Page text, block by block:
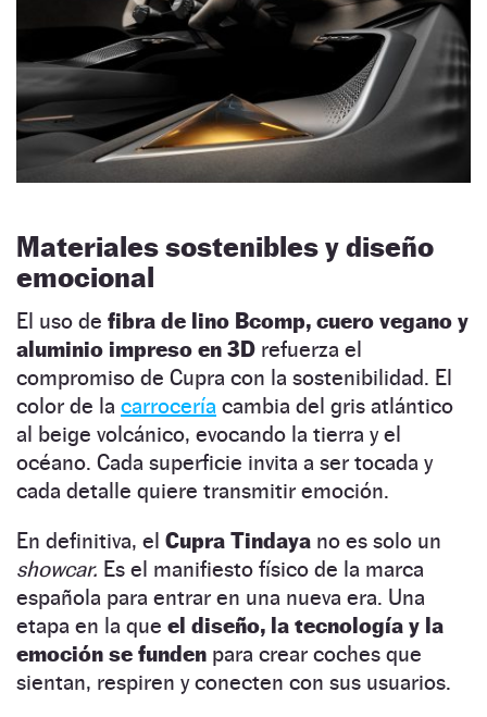
Materiales sostenibles y diseño
emocional
El uso de fibra de lino Bcomp, cuero vegano y
aluminio impreso en 3D refuerza el
compromiso de Cupra con la sostenibilidad. El
color de la carrocería cambia del gris atlántico
al beige volcánico, evocando la tierra y el
océano. Cada superficie invita a ser tocada y
cada detalle quiere transmitir emoción.
En definitiva, el Cupra Tindaya no es solo un
showcar. Es el manifiesto físico de la marca
española para entrar en una nueva era. Una
etapa en la que el diseño, la tecnología y la
emoción se funden para crear coches que
sientan, respiren y conecten con sus usuarios.